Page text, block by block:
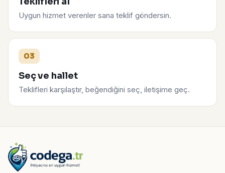
Uygun hizmet verenler sana teklif göndersin.
03
Seç ve hallet
Teklifleri karşılaştır, beğendiğini seç, iletişime geç.